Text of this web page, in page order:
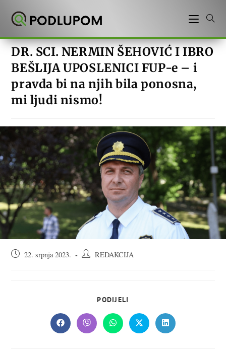
DR. SCI. NERMIN ŠEHOVIĆ I IBRO
BEŠLIJA UPOSLENICI FUP-e – i
pravda bi na njih bila ponosna,
mi ljudi nismo!
Objava22. srpnja 2023.
AutorREDAKCIJA
PODIJELI
CONTENT
Opens
in
Opens
in
Opens
in
Opens
in
Opens
in